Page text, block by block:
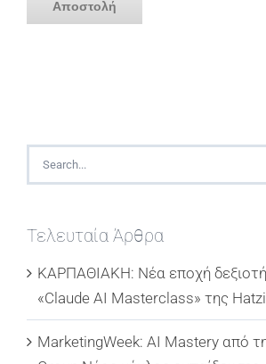
Search
for:
Τελευταία Άρθρα
ΚΑΡΠΑΘΙΑΚΗ: Νέα εποχή
«Claude AI Masterclass» της
MarketingWeek: AI Mastery από